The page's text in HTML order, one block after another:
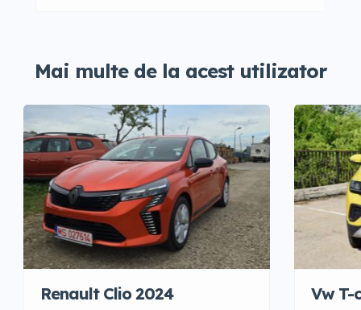
Mai multe de la acest utilizator
Renault Clio 2024
Vw T-